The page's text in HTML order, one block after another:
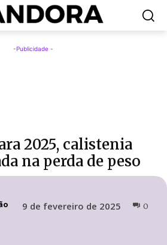
-Publicidade -
2025, calistenia
na perda de peso
9 de fevereiro de 2025 0